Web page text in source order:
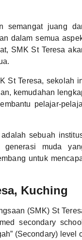
semangat juang
dalam semua
SMK St Teresa
St Teresa, sekolah
kemudahan
pelajar-
sebuah
generasi muda
untuk
Kuching
(SMK) St
secondary
(Secondary) level